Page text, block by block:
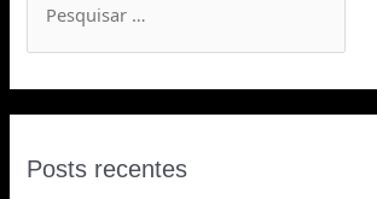
Posts recentes